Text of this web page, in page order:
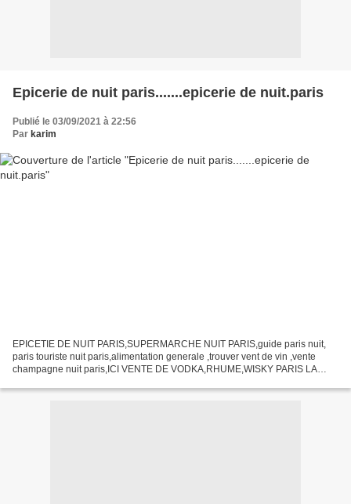
Epicerie de nuit paris.......epicerie de nuit.paris
Publié le 03/09/2021 à 22:56
Par karim
EPICETIE DE NUIT PARIS,SUPERMARCHE NUIT PARIS,guide paris nuit,
paris touriste nuit paris,alimentation generale ,trouver vent de vin ,vente
champagne nuit paris,ICI VENTE DE VODKA,RHUME,WISKY PARIS LA